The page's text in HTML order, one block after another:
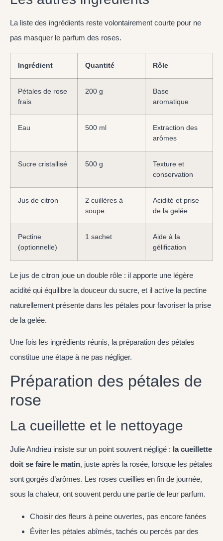
La liste des ingrédients reste volontairement courte pour ne
pas masquer le parfum des roses.
Ingrédient Quantité Rôle
Pétales de rose
frais
200 g
Base
aromatique
Eau 500 ml
Extraction des
arômes
Sucre cristallisé 500 g
Texture et
conservation
Jus de citron
2 cuillères à
soupe
Acidité et prise
de la gelée
Pectine
(optionnelle)
1 sachet
Aide à la
gélification
Le jus de citron joue un double rôle : il apporte une légère
acidité qui équilibre la douceur du sucre, et il active la pectine
naturellement présente dans les pétales pour favoriser la prise
de la gelée.
Une fois les ingrédients réunis, la préparation des pétales
constitue une étape à ne pas négliger.
Préparation des pétales de
rose
La cueillette et le nettoyage
Julie Andrieu insiste sur un point souvent négligé : la cueillette
doit se faire le matin, juste après la rosée, lorsque les pétales
sont gorgés d’arômes. Les roses cueillies en fin de journée,
sous la chaleur, ont souvent perdu une partie de leur parfum.
Choisir des fleurs à peine ouvertes, pas encore fanées
Éviter les pétales abîmés, tachés ou percés par des